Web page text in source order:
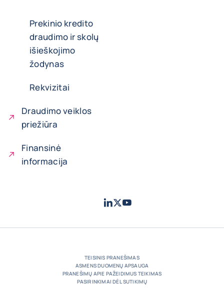
Prekinio kredito
draudimo ir skolų
išieškojimo
žodynas
Rekvizitai
Draudimo veiklos
priežiūra
Finansinė
informacija
LinkedIn
TwitterYoutube
TEISINIS PRANEŠIMAS
ASMENS DUOMENŲ APSAUGA
PRANEŠIMŲ APIE PAŽEIDIMUS TEIKIMAS
PASIRINKIMAI DĖL SUTIKIMŲ